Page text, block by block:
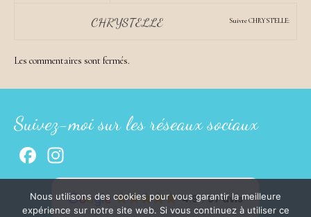
Suivre CHRYSTELLE:
CHRYSTELLE
Les commentaires sont fermés.
Suivez-moi sur les réseaux sociaux
Facebook
4.9 37 avis
Nous utilisons des cookies pour vous garantir la meilleure
expérience sur notre site web. Si vous continuez à utiliser ce